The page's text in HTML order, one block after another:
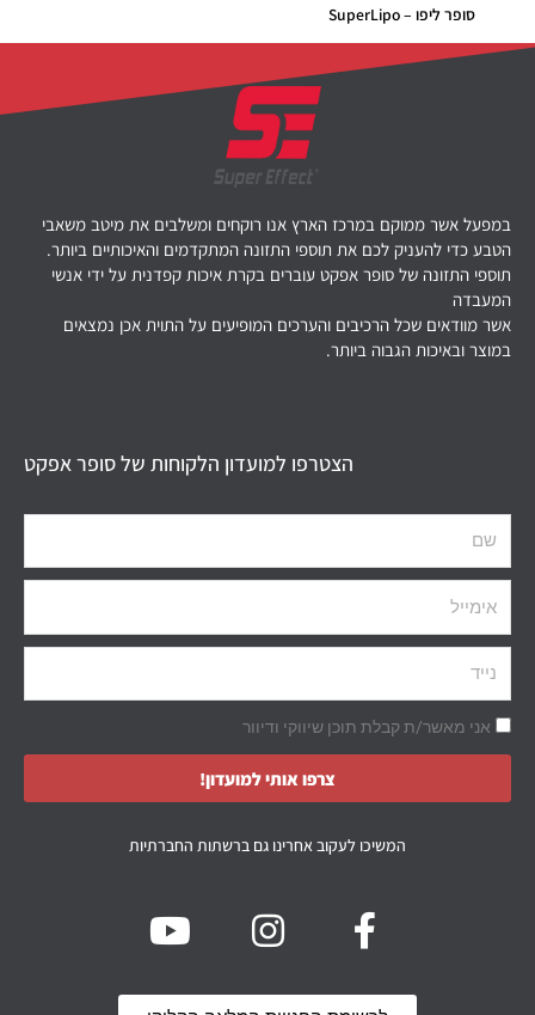
סופר ליפו – SuperLipo
במפעל אשר ממוקם במרכז הארץ אנו רוקחים ומשלבים את מיטב משאבי
הטבע כדי להעניק לכם את תוספי התזונה המתקדמים והאיכותיים ביותר.
תוספי התזונה של סופר אפקט עוברים בקרת איכות קפדנית על ידי אנשי
המעבדה
אשר מוודאים שכל הרכיבים והערכים המופיעים על התוית אכן נמצאים
במוצר ובאיכות הגבוה ביותר.
הצטרפו למועדון הלקוחות של סופר אפקט
אני מאשר/ת קבלת תוכן שיווקי ודיוור
צרפו אותי למועדון!
המשיכו לעקוב אחרינו גם ברשתות החברתיות